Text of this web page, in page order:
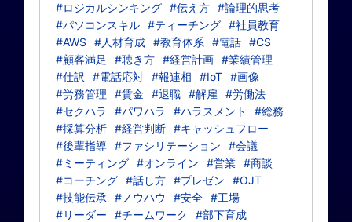
#ロジカルシンキング #伝え方 #論理的思考
#パソコンスキル #ティーチング #社員教育
#AWS
#人材育成 #教育体系 #電話 #CS
#顧客満足
#聴き方 #経営計画 #業績管理
#仕訳
#電話応対 #報連相 #IoT #画像
#労務管理
#賃金 #退職 #解雇
#労働法
#セクハラ
#パワハラ #ハラスメント
#総務
#採算分析 #経営判断 #キャッシュフロー
#後輩指導 #ファシリテーション
#会議
#ミーティング #オンライン #営業 #商談
#コーチング #話し方 #プレゼン
#OJT
#技能伝承
#ノウハウ #安全 #工場
#リーダー
#チームワーク
#部下育成